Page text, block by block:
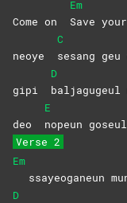
Come on
Em
Save
neoye
C
sesang geu
gipi
D
baljagugeul
deo
E
nopeun
Verse 2
Em
ssayeoganeun
D